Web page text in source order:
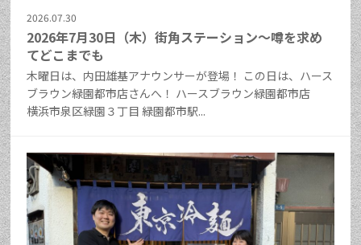
2026.07.30
2026年7月30日（木）街角ステーション～噂を求め
てどこまでも
木曜日は、内田雄基アナウンサーが登場！ この日は、ハース
ブラウン緑園都市店さんへ！ ハースブラウン緑園都市店
横浜市泉区緑園３丁目 緑園都市駅...